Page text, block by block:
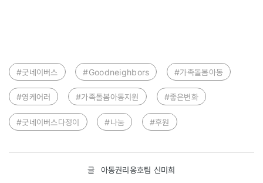
#굿네이버스 #Goodneighbors #가족돌봄아동
#영케어러 #가족돌봄아동지원 #좋은변화
#굿네이버스다정이 #나눔 #후원
글 아동권리옹호팀 신미희